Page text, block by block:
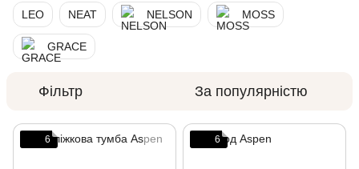
LEO NEAT NELSON MOSS
GRACE
Фільтр За популярністю
6 6